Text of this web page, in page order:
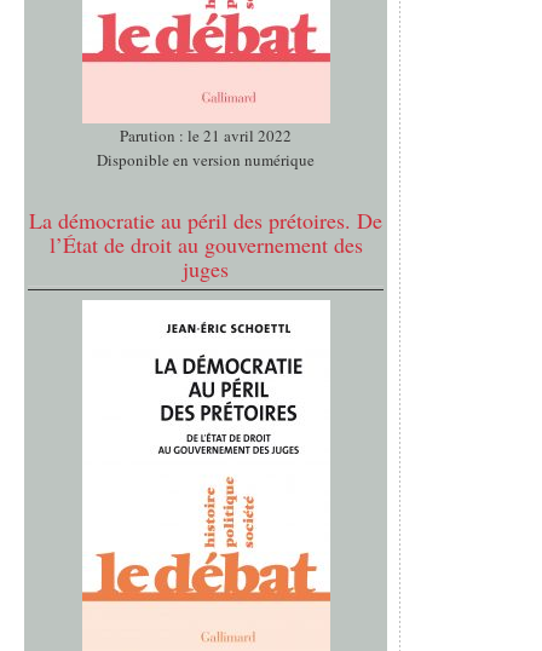
Parution : le 21 avril 2022
Disponible en version numérique
La démocratie au péril des prétoires. De
l’État de droit au gouvernement des
juges